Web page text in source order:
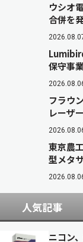
ウシオ
合併を
保守事
フラウ
レーザ
東京農
型メタ
人気記事
ニコン